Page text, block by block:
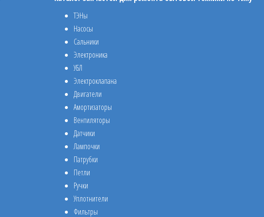
ТЭНы
Насосы
Сальники
Электроника
УБЛ
Электроклапана
Двигатели
Амортизаторы
Вентиляторы
Датчики
Лампочки
Патрубки
Петли
Ручки
Уплотнители
Фильтры